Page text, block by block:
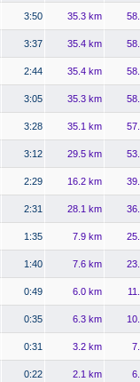
3:50 35.3 km
3:37 35.4 km
2:44 35.4 km
3:05 35.3 km
3:28 35.1 km
3:12 29.5 km
2:29 16.2 km
2:31 28.1 km
1:35 7.9 km
1:40 7.6 km
0:49 6.0 km
0:35 6.3 km
0:31 3.2 km
0:22 2.1 km